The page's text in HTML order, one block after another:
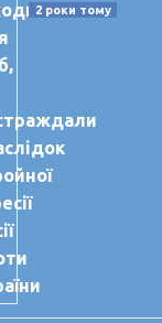
2 роки тому